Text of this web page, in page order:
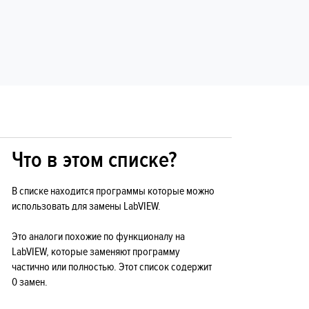
Что в этом списке?
В списке находится программы которые можно
использовать для замены LabVIEW.
Это аналоги похожие по функционалу на
LabVIEW, которые заменяют программу
частично или полностью. Этот список содержит
0 замен.